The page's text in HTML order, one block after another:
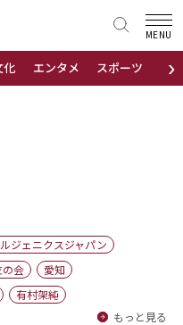
›
化 エンタメ スポーツ 地域
MENU
ジェニクスジャパン
会
愛知
有村架純
もっと見る